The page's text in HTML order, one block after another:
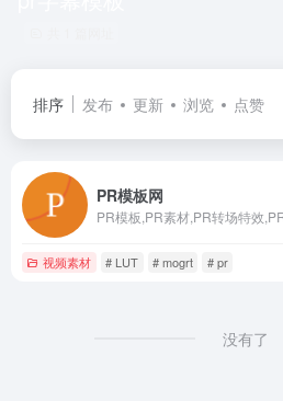
排序 发布 更新 浏览 点赞
PR模板网
视频素材 # LUT # mogrt # pr
没有了